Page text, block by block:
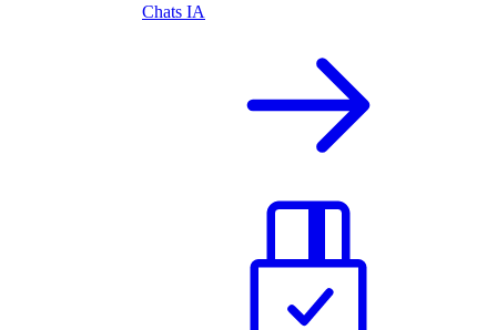
Chats IA